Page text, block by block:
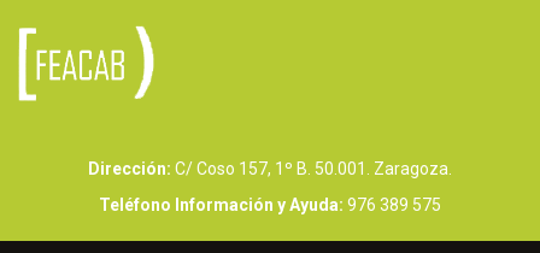
Dirección: C/ Coso 157, 1º B. 50.001. Zaragoza.
Teléfono Información y Ayuda: 976 389 575